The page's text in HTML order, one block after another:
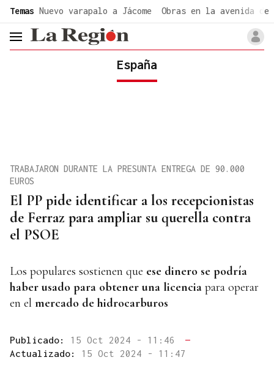
Temas Nuevo varapalo a Jácome Obras en la avenida de
header.menu.open
España
El PP pide identificar a los recepcionistas
de Ferraz para ampliar su querella contra
el PSOE
TRABAJARON DURANTE LA PRESUNTA ENTREGA DE 90.000
EUROS
Los populares sostienen que ese dinero se podría
haber usado para obtener una licencia para operar
en el mercado de hidrocarburos
Publicado: 15 Oct 2024 - 11:46
—
Actualizado: 15 Oct 2024 - 11:47